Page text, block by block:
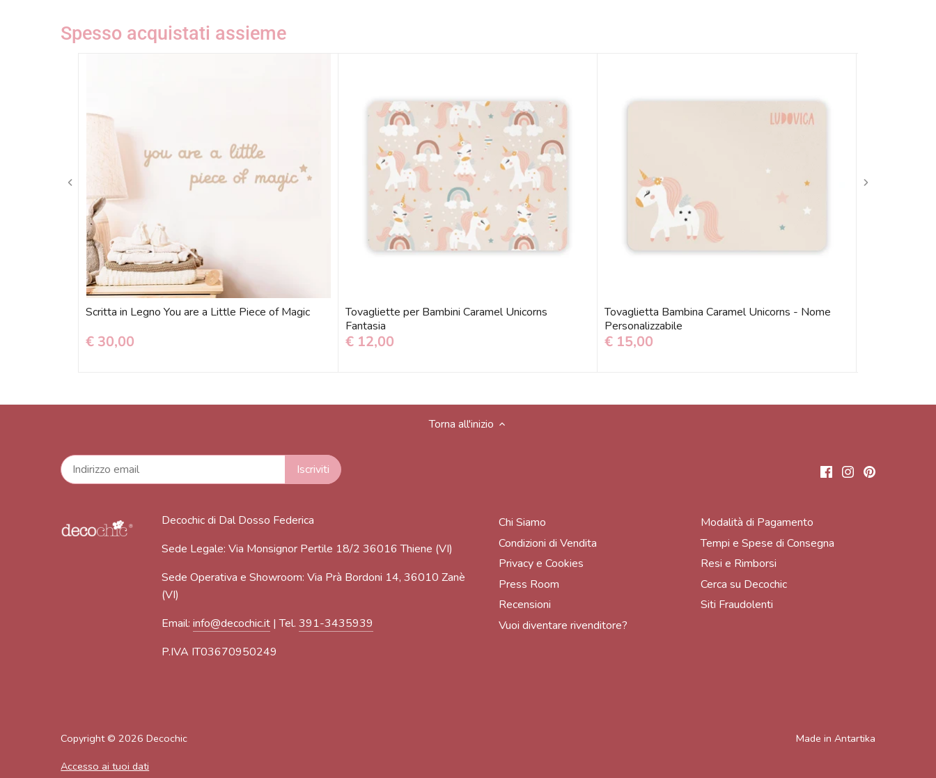
Spesso acquistati assieme
Scritta in Legno You are a Little Piece of Magic
€ 30,00
Tovagliette per Bambini Caramel Unicorns
Fantasia
€ 12,00
Tovaglietta Bambina Caramel Unicorns - Nome
Personalizzabile
€ 15,00
Torna all'inizio
Decochic di Dal Dosso Federica
Sede Legale: Via Monsignor Pertile 18/2 36016 Thiene (VI)
Sede Operativa e Showroom: Via Prà Bordoni 14, 36010 Zanè
(VI)
Email:info@decochic.it | Tel.391-3435939
P.IVA IT03670950249
Chi Siamo
Condizioni di Vendita
Privacy e Cookies
Press Room
Recensioni
Vuoi diventare rivenditore?
Modalità di Pagamento
Tempi e Spese di Consegna
Resi e Rimborsi
Cerca su Decochic
Siti Fraudolenti
Made in Antartika
Copyright © 2026Decochic
Accesso ai tuoi dati